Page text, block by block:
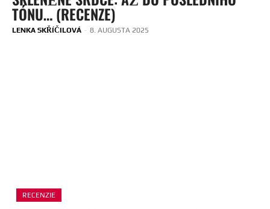
TÓNU… (RECENZE)
LENKA SKŘÍČILOVÁ - 8. AUGUSTA 2025
RECENZIE